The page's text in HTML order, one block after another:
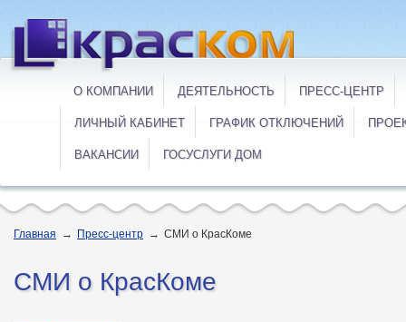
О КОМПАНИИ ДЕЯТЕЛЬНОСТЬ ПРЕСС-ЦЕНТР
ЛИЧНЫЙ КАБИНЕТ ГРАФИК ОТКЛЮЧЕНИЙ
ВАКАНСИИ ГОСУСЛУГИ ДОМ
Главная → Пресс-центр → СМИ о КрасКоме
СМИ о КрасКоме